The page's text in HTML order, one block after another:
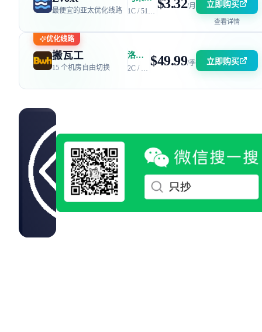
最便宜的亚太优化线路 1C / 512MB / 5GB SSD / 150GB 流量 $3.32/月 立即购买
查看详情
优化线路
搬瓦工
15 个机房自由切换
洛杉矶 DC6 机房 | 电信 / 联通 CN2 GIA + 移动 CMIN2
2C / 2GB / 40GB SSD / 2.5TB 流量 $49.99/季 立即购买